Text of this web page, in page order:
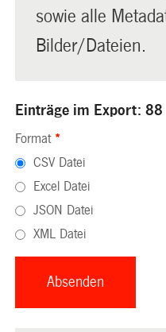
sowie alle
Bilder/Dateien.
Einträge im Export: 88
Format *
CSV Datei
Excel Datei
JSON Datei
XML Datei